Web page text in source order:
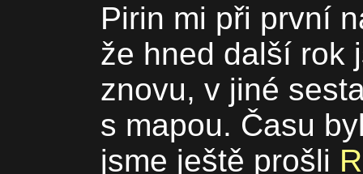
Pirin mi při první
že hned další rok
znovu, v jiné
s mapou. Času
jsme ještě prošli